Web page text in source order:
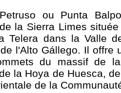
ou Punta
la Sierra Limes
Telera dans la Valle
l'Alto Gállego. Il offre
du massif de
la Hoya de Huesca,
de la